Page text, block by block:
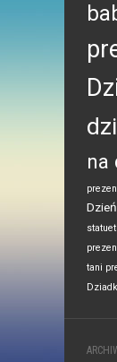
na
tani